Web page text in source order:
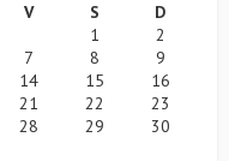
V S
D
1
2
7 8
9
14 15
16
21 22
23
28 29
30